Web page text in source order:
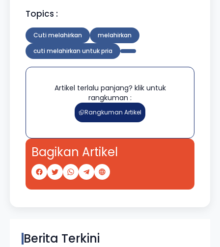
Topics :
Cuti melahirkan
melahirkan
cuti melahirkan untuk pria
Artikel terlalu panjang? klik untuk
rangkuman :
Rangkuman Artikel
Bagikan Artikel
Berita Terkini